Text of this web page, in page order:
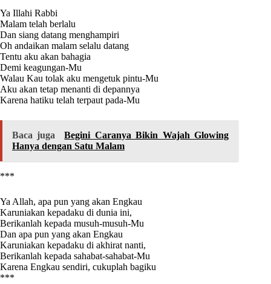
Ya Illahi Rabbi
Malam telah berlalu
Dan siang datang menghampiri
Oh andaikan malam selalu datang
Tentu aku akan bahagia
Demi keagungan-Mu
Walau Kau tolak aku mengetuk pintu-Mu
Aku akan tetap menanti di depannya
Karena hatiku telah terpaut pada-Mu
Baca juga
Begini Caranya Bikin Wajah Glowing
Hanya dengan Satu Malam
***
Ya Allah, apa pun yang akan Engkau
Karuniakan kepadaku di dunia ini,
Berikanlah kepada musuh-musuh-Mu
Dan apa pun yang akan Engkau
Karuniakan kepadaku di akhirat nanti,
Berikanlah kepada sahabat-sahabat-Mu
Karena Engkau sendiri, cukuplah bagiku
***